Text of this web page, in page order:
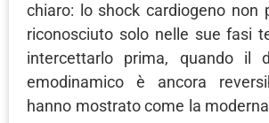
chiaro: lo shock cardiogeno non
riconosciuto solo nelle sue fasi
intercettarlo prima, quando il
emodinamico è ancora
hanno mostrato come la